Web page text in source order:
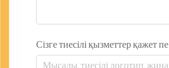
Сізге тиесілі қызметтер қажет пе